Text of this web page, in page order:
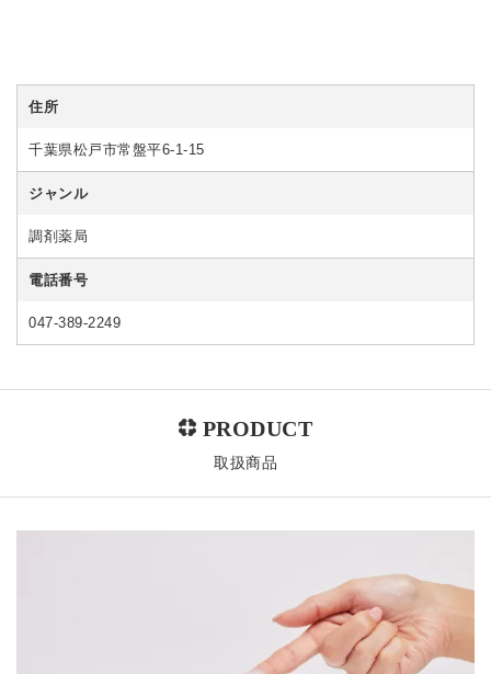
住所
千葉県松戸市常盤平6-1-15
ジャンル
調剤薬局
電話番号
047-389-2249
取扱商品